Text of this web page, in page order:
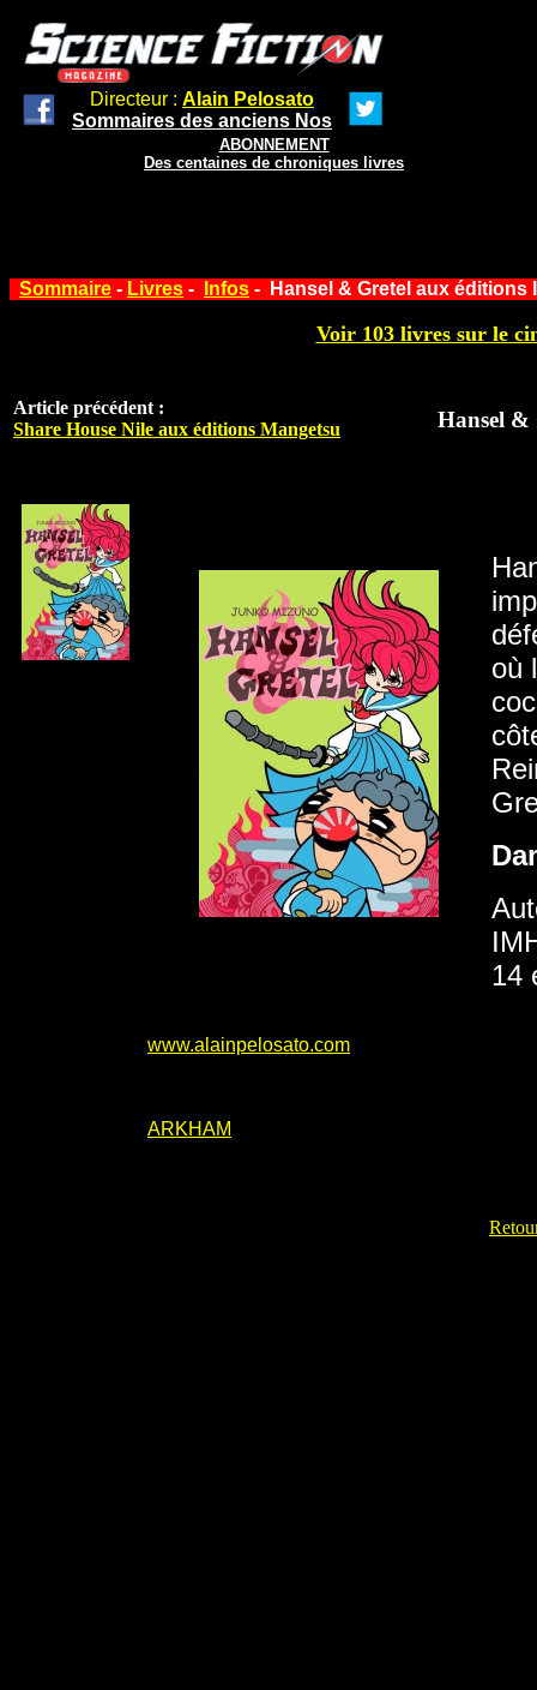
Directeur : Alain Pelosato
Sommaires des anciens Nos
ABONNEMENT
Des centaines de chroniques livres
Sommaire - Livres - Infos - Hansel & Gretel aux éditions
Voir 103 livres sur le
Article précédent :
Share House Nile aux éditions Mangetsu
Hansel &
où
14
www.alainpelosato.com
ARKHAM